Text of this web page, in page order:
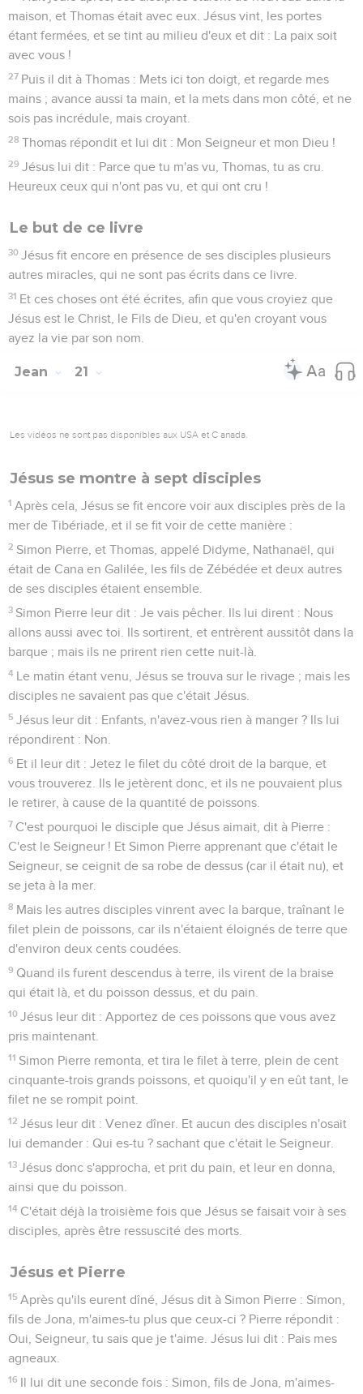
maison, et Thomas était avec eux. Jésus vint, les portes
étant fermées, et se tint au milieu d'eux et dit : La paix soit
avec vous !
27 Puis il dit à Thomas : Mets ici ton doigt, et regarde mes
mains ; avance aussi ta main, et la mets dans mon côté, et ne
sois pas incrédule, mais croyant.
28 Thomas répondit et lui dit : Mon Seigneur et mon Dieu !
29 Jésus lui dit : Parce que tu m'as vu, Thomas, tu as cru.
Heureux ceux qui n'ont pas vu, et qui ont cru !
Le but de ce livre
30 Jésus fit encore en présence de ses disciples plusieurs
autres miracles, qui ne sont pas écrits dans ce livre.
31 Et ces choses ont été écrites, afin que vous croyiez que
Jésus est le Christ, le Fils de Dieu, et qu'en croyant vous
ayez la vie par son nom.
Jean 21
Les vidéos ne sont pas disponibles aux USA et C anada.
Jésus se montre à sept disciples
1 Après cela, Jésus se fit encore voir aux disciples près de la
mer de Tibériade, et il se fit voir de cette manière :
2 Simon Pierre, et Thomas, appelé Didyme, Nathanaël, qui
était de Cana en Galilée, les fils de Zébédée et deux autres
de ses disciples étaient ensemble.
3 Simon Pierre leur dit : Je vais pêcher. Ils lui dirent : Nous
allons aussi avec toi. Ils sortirent, et entrèrent aussitôt dans la
barque ; mais ils ne prirent rien cette nuit-là.
4 Le matin étant venu, Jésus se trouva sur le rivage ; mais les
disciples ne savaient pas que c'était Jésus.
5 Jésus leur dit : Enfants, n'avez-vous rien à manger ? Ils lui
répondirent : Non.
6 Et il leur dit : Jetez le filet du côté droit de la barque, et
vous trouverez. Ils le jetèrent donc, et ils ne pouvaient plus
le retirer, à cause de la quantité de poissons.
7 C'est pourquoi le disciple que Jésus aimait, dit à Pierre :
C'est le Seigneur ! Et Simon Pierre apprenant que c'était le
Seigneur, se ceignit de sa robe de dessus (car il était nu), et
se jeta à la mer.
8 Mais les autres disciples vinrent avec la barque, traînant le
filet plein de poissons, car ils n'étaient éloignés de terre que
d'environ deux cents coudées.
9 Quand ils furent descendus à terre, ils virent de la braise
qui était là, et du poisson dessus, et du pain.
10 Jésus leur dit : Apportez de ces poissons que vous avez
pris maintenant.
11 Simon Pierre remonta, et tira le filet à terre, plein de cent
cinquante-trois grands poissons, et quoiqu'il y en eût tant, le
filet ne se rompit point.
12 Jésus leur dit : Venez dîner. Et aucun des disciples n'osait
lui demander : Qui es-tu ? sachant que c'était le Seigneur.
13 Jésus donc s'approcha, et prit du pain, et leur en donna,
ainsi que du poisson.
14 C'était déjà la troisième fois que Jésus se faisait voir à ses
disciples, après être ressuscité des morts.
Jésus et Pierre
15 Après qu'ils eurent dîné, Jésus dit à Simon Pierre : Simon,
fils de Jona, m'aimes-tu plus que ceux-ci ? Pierre répondit :
Oui, Seigneur, tu sais que je t'aime. Jésus lui dit : Pais mes
agneaux.
16 Il lui dit une seconde fois : Simon, fils de Jona, m'aimes-